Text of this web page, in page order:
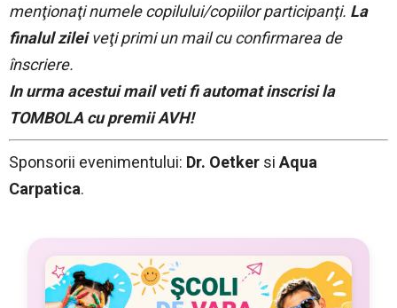
menţionaţi numele copilului/copiilor participanţi. La
finalul zileiveţi primi un mail cu confirmarea de
înscriere.
In urma acestui mail veti fi automat inscrisi la
TOMBOLA cu premii AVH!
Sponsorii evenimentului: Dr. Oetker si Aqua
Carpatica.